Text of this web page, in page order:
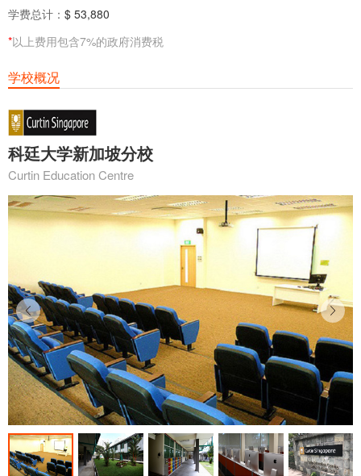
学费总计： $ 53,880
*以上费用包含7%的政府消费税
学校概况
科廷大学新加坡分校
Curtin Education Centre